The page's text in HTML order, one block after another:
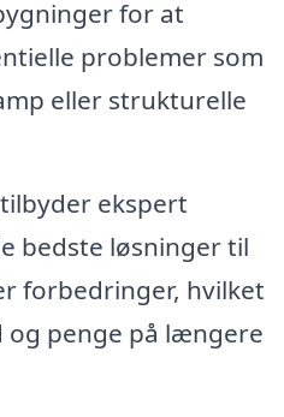
for at
problemer som
eller strukturelle
ekspert
bedste løsninger til
forbedringer, hvilket
og penge på længere